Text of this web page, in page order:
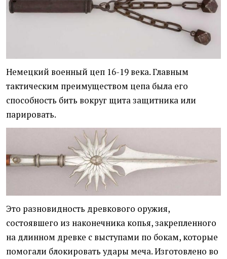
Немецкий военный цеп 16-19 века. Главным
тактическим преимуществом цепа была его
способность бить вокруг щита защитника или
парировать.
Это разновидность древкового оружия,
состоявшего из наконечника копья, закрепленного
на длинном древке с выступами по бокам, которые
помогали блокировать удары меча. Изготовлено во